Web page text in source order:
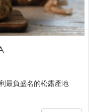
最負盛名的松露產地